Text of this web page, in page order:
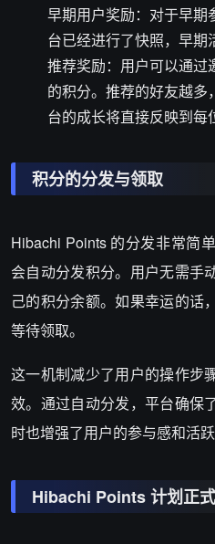
早期用户奖励：对于早
台已经进行了快照，早期
推荐奖励：用户可以通过
的积分。推荐的好友越
台的成长将直接反映到每
积分的分发与领取
Hibachi Points 的分发非常简
会自动分发积分。用户无需手
己的积分余额。如果幸运的话
等待领取。
这一机制减少了用户的操作步
效。通过自动分发，平台确保
时也增强了用户的参与感和活跃
Hibachi Points 计划正